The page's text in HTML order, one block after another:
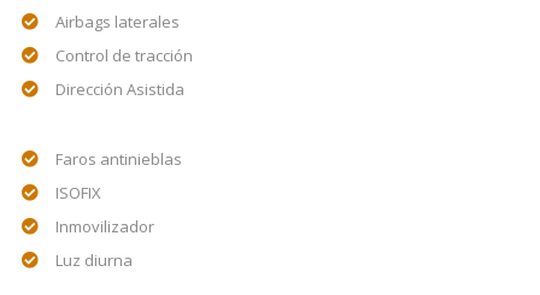
Airbags laterales
Control de tracción
Dirección Asistida
Faros antinieblas
ISOFIX
Inmovilizador
Luz diurna